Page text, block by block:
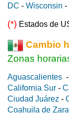
DC - Wisconsin -
(*) Estados de
Cambio
Zonas
Aguascalientes -
California Sur -
Ciudad Juárez -
Coahuila de